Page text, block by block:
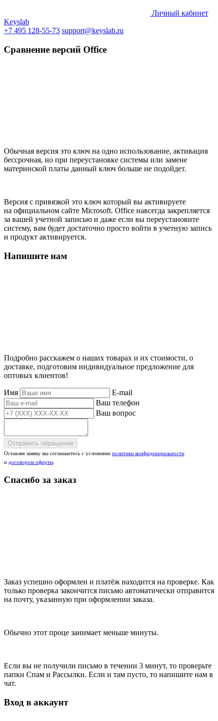
Личный кабинет
Keyslab
+7 495 128-55-73 support@keyslab.ru
Сравнение версий Office
Обычная версия это ключ на одно использование, активация
бессрочная, но при переустановке системы или замене
материнской платы данный ключ больше не подойдет.
Версия с привязкой это ключ который вы активируете
на официальном сайте Microsoft. Office навсегда закрепляется
за вашей учетной записью и даже если вы переустановите
систему, вам будет достаточно просто войти в учетную запись
и продукт активируется.
Напишите нам
Подробно расскажем о наших товарах и их стоимости, о
доставке, подготовим индивидуальное предложение для
оптовых клиентов!
Имя
E-mail
Ваш телефон
Ваш вопрос
Отправить обращение
Оставляя заявку вы соглашаетесь с условиями политики конфиденциальности
и договором оферты
Спасибо за заказ
Заказ успешно оформлен и платёж находится на проверке. Как
только проверка закончится письмо автоматически отправится
на почту, указанную при оформлении заказа.
Обычно этот проце занимает меньше минуты.
Если вы не получили письмо в течении 3 минут, то проверьте
папки Спам и Рассылки. Если и там пусто, то напишите нам в
чат.
Вход в аккаунт